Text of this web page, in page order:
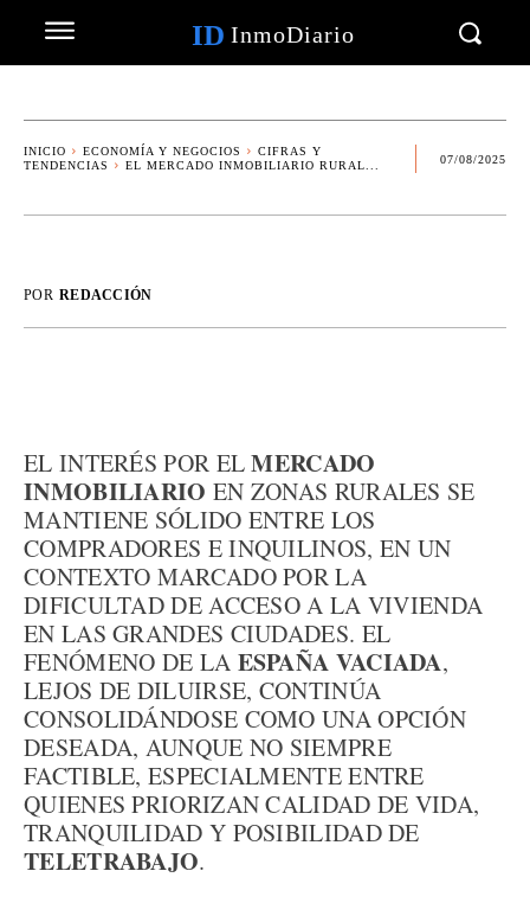
ID InmoDiario
INICIO ECONOMÍA Y NEGOCIOS
CIFRAS Y
TENDENCIAS
EL MERCADO INMOBILIARIO RURAL...
07/08/2025
POR REDACCIÓN
EL INTERÉS POR ELMERCADO
INMOBILIARIO EN ZONAS RURALES SE
MANTIENE SÓLIDO ENTRE LOS
COMPRADORES E INQUILINOS, EN UN
CONTEXTO MARCADO POR LA
DIFICULTAD DE ACCESO A LA VIVIENDA
EN LAS GRANDES CIUDADES. EL
FENÓMENO DE LA ESPAÑA VACIADA,
LEJOS DE DILUIRSE, CONTINÚA
CONSOLIDÁNDOSE COMO UNA OPCIÓN
DESEADA, AUNQUE NO SIEMPRE
FACTIBLE, ESPECIALMENTE ENTRE
QUIENES PRIORIZAN CALIDAD DE VIDA,
TRANQUILIDAD Y POSIBILIDAD DE
TELETRABAJO.